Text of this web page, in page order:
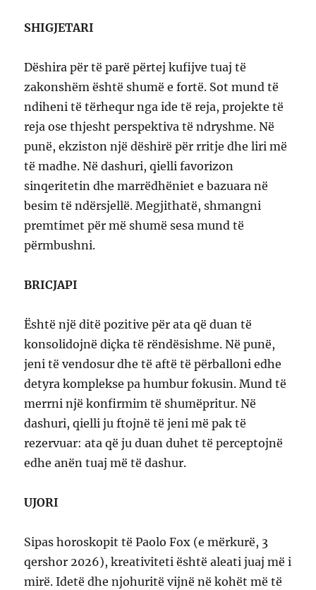
SHIGJETARI
Dëshira për të parë përtej kufijve tuaj të
zakonshëm është shumë e fortë. Sot mund të
ndiheni të tërhequr nga ide të reja, projekte të
reja ose thjesht perspektiva të ndryshme. Në
punë, ekziston një dëshirë për rritje dhe liri më
të madhe. Në dashuri, qielli favorizon
sinqeritetin dhe marrëdhëniet e bazuara në
besim të ndërsjellë. Megjithatë, shmangni
premtimet për më shumë sesa mund të
përmbushni.
BRICJAPI
Është një ditë pozitive për ata që duan të
konsolidojnë diçka të rëndësishme. Në punë,
jeni të vendosur dhe të aftë të përballoni edhe
detyra komplekse pa humbur fokusin. Mund të
merrni një konfirmim të shumëpritur. Në
dashuri, qielli ju ftojnë të jeni më pak të
rezervuar: ata që ju duan duhet të perceptojnë
edhe anën tuaj më të dashur.
UJORI
Sipas horoskopit të Paolo Fox (e mërkurë, 3
qershor 2026), kreativiteti është aleati juaj më i
mirë. Idetë dhe njohuritë vijnë në kohët më të